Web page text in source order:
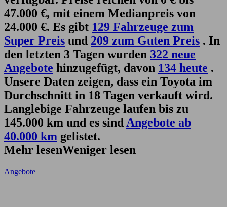
47.000 €, mit einem Medianpreis von
24.000 €. Es gibt 129 Fahrzeuge zum
Super Preis und 209 zum Guten Preis . In
den letzten 3 Tagen wurden 322 neue
Angebote hinzugefügt, davon 134 heute .
Unsere Daten zeigen, dass ein Toyota im
Durchschnitt in 18 Tagen verkauft wird.
Langlebige Fahrzeuge laufen bis zu
145.000 km und es sind Angebote ab
40.000 km gelistet.
Mehr lesenWeniger lesen
Angebote